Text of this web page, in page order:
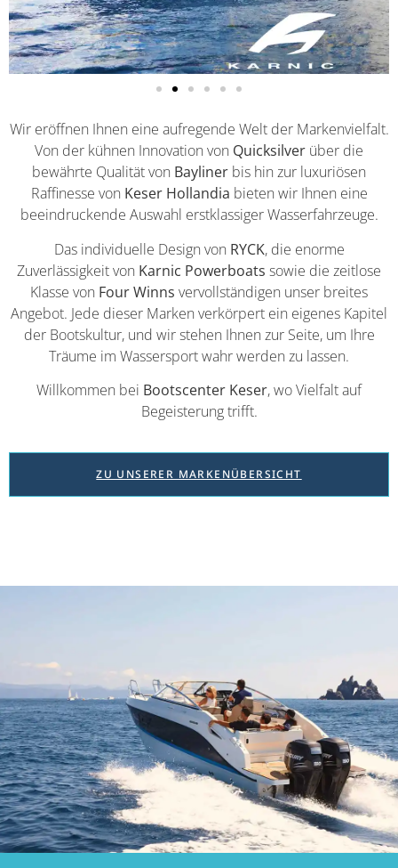
Wir eröffnen Ihnen eine aufregende Welt der Markenvielfalt.
Von der kühnen Innovation von Quicksilver über die
bewährte Qualität von Bayliner bis hin zur luxuriösen
Raffinesse von Keser Hollandia bieten wir Ihnen eine
beeindruckende Auswahl erstklassiger Wasserfahrzeuge.
Das individuelle Design von RYCK, die enorme
Zuverlässigkeit von Karnic Powerboats sowie die zeitlose
Klasse von Four Winns vervollständigen unser breites
Angebot. Jede dieser Marken verkörpert ein eigenes Kapitel
der Bootskultur, und wir stehen Ihnen zur Seite, um Ihre
Träume im Wassersport wahr werden zu lassen.
Willkommen bei Bootscenter Keser, wo Vielfalt auf
Begeisterung trifft.
ZU UNSERER MARKENÜBERSICHT